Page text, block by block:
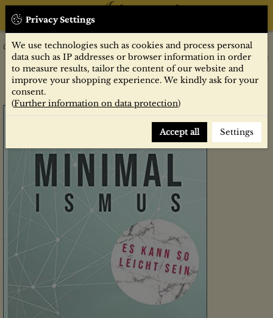
Privacy Settings
We use technologies such as cookies and process personal
data such as IP addresses or browser information in order
to measure results, tailor the content of our website and
improve your shopping experience. We kindly ask for your
consent.
(Further information on data protection)
Accept all Settings
Sachbücher
Minimalismus : es kann so leicht sein : wie du dein Leben durch
einen minimalistischen Lebensstil nachhaltig vereinfachst /
Hubert Möller